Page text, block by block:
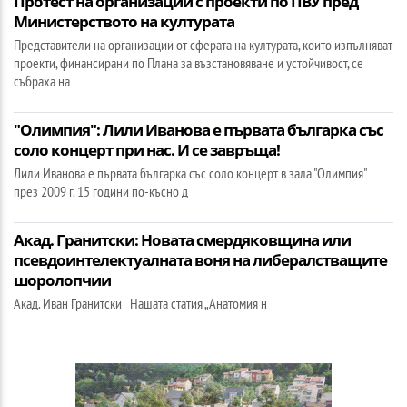
Министерството на културата
Представители на организации от сферата на културата, които изпълняват
проекти, финансирани по Плана за възстановяване и устойчивост, се
събраха на
"Олимпия": Лили Иванова е първата българка със
соло концерт при нас. И се завръща!
Лили Иванова е първата българка със соло концерт в зала "Олимпия"
през 2009 г. 15 години по-късно д
Акад. Гранитски: Новата смердяковщина или
псевдоинтелектуалната воня на либералстващите
шоролопчии
Акад. Иван Гранитски Нашата статия „Анатомия н